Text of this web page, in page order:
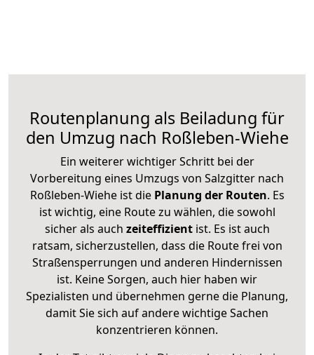
Routenplanung als Beiladung für
den Umzug nach Roßleben-Wiehe
Ein weiterer wichtiger Schritt bei der
Vorbereitung eines Umzugs von Salzgitter nach
Roßleben-Wiehe ist diePlanung der Routen. Es
ist wichtig, eine Route zu wählen, die sowohl
sicher als auch zeiteffizientist. Es ist auch
ratsam, sicherzustellen, dass die Route frei von
Straßensperrungen und anderen Hindernissen
ist. Keine Sorgen, auch hier haben wir
Spezialisten und übernehmen gerne die Planung,
damit Sie sich auf andere wichtige Sachen
konzentrieren können.